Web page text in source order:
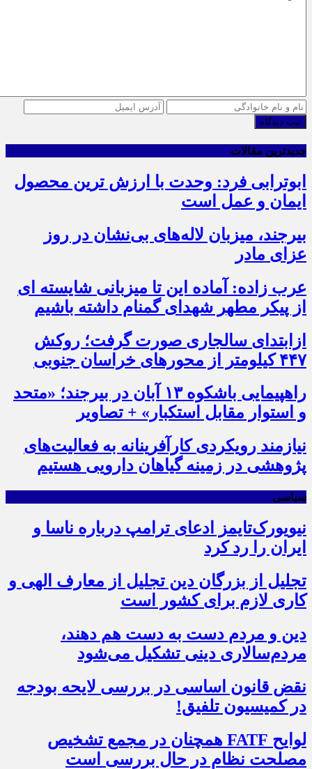
ثبت دیدگاه
جدیدترین مقالات
ابوترابی فرد: وحدت با ارزش ترین محصول
ایمان و عمل است
بیرجند، میزبان لاله‌های بی‌نشان در روز
عزای مادر
عرب زاده: آماده این تا میزبانی شایسته ای
از پیکر مطهر شهدای گمنام داشته باشیم
ازابتدای سالجاری صورت گرفت؛ روکش
۴۴۷ کیلومتر از محورهای خراسان جنوبی
راهپیمایی باشکوه ۱۳ آبان در بیرجند؛ «متحد
و استوار مقابل استکبار» + تصاویر
نیازمند رویکردی کارآفرینانه به فعالیت‌های
پژوهشی در زمینه گیاهان دارویی هستیم
سیاسی
نیویورک‌تایمز ادعای ترامپ درباره ناسا و
ایران را رد کرد
تجلیل از بزرگان دین تجلیل از معارف الهی و
کاری لازم برای کشور است
دین و مردم دست به‌ دست هم دهند،
مردم‌سالاری دینی تشکیل می‌شود
نقض قانون اساسی در بررسی لایحه بودجه
در کمیسیون تلفیق!
لوایح FATF همچنان در مجمع تشخیص
مصلحت نظام در حال بررسی است